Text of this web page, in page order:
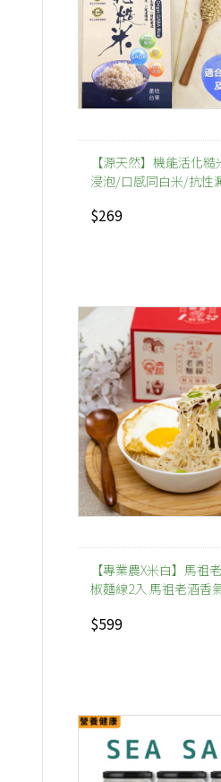
【源天然】機能活化糙
浸泡/口感同白米/抗性
$269
【專業農X米白】馬祖
椒麵線2入 馬祖老酒香
$599